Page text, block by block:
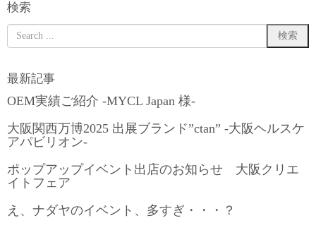
検索
最新記事
OEM実績ご紹介 -MYCL Japan 様-
大阪関西万博2025 出展ブランド”ctan” -大阪ヘルスケ
アパビリオン-
ポップアップイベント出店のお知らせ 大阪クリエ
イトフェア
え、ナダヤのイベント、多すぎ・・・？